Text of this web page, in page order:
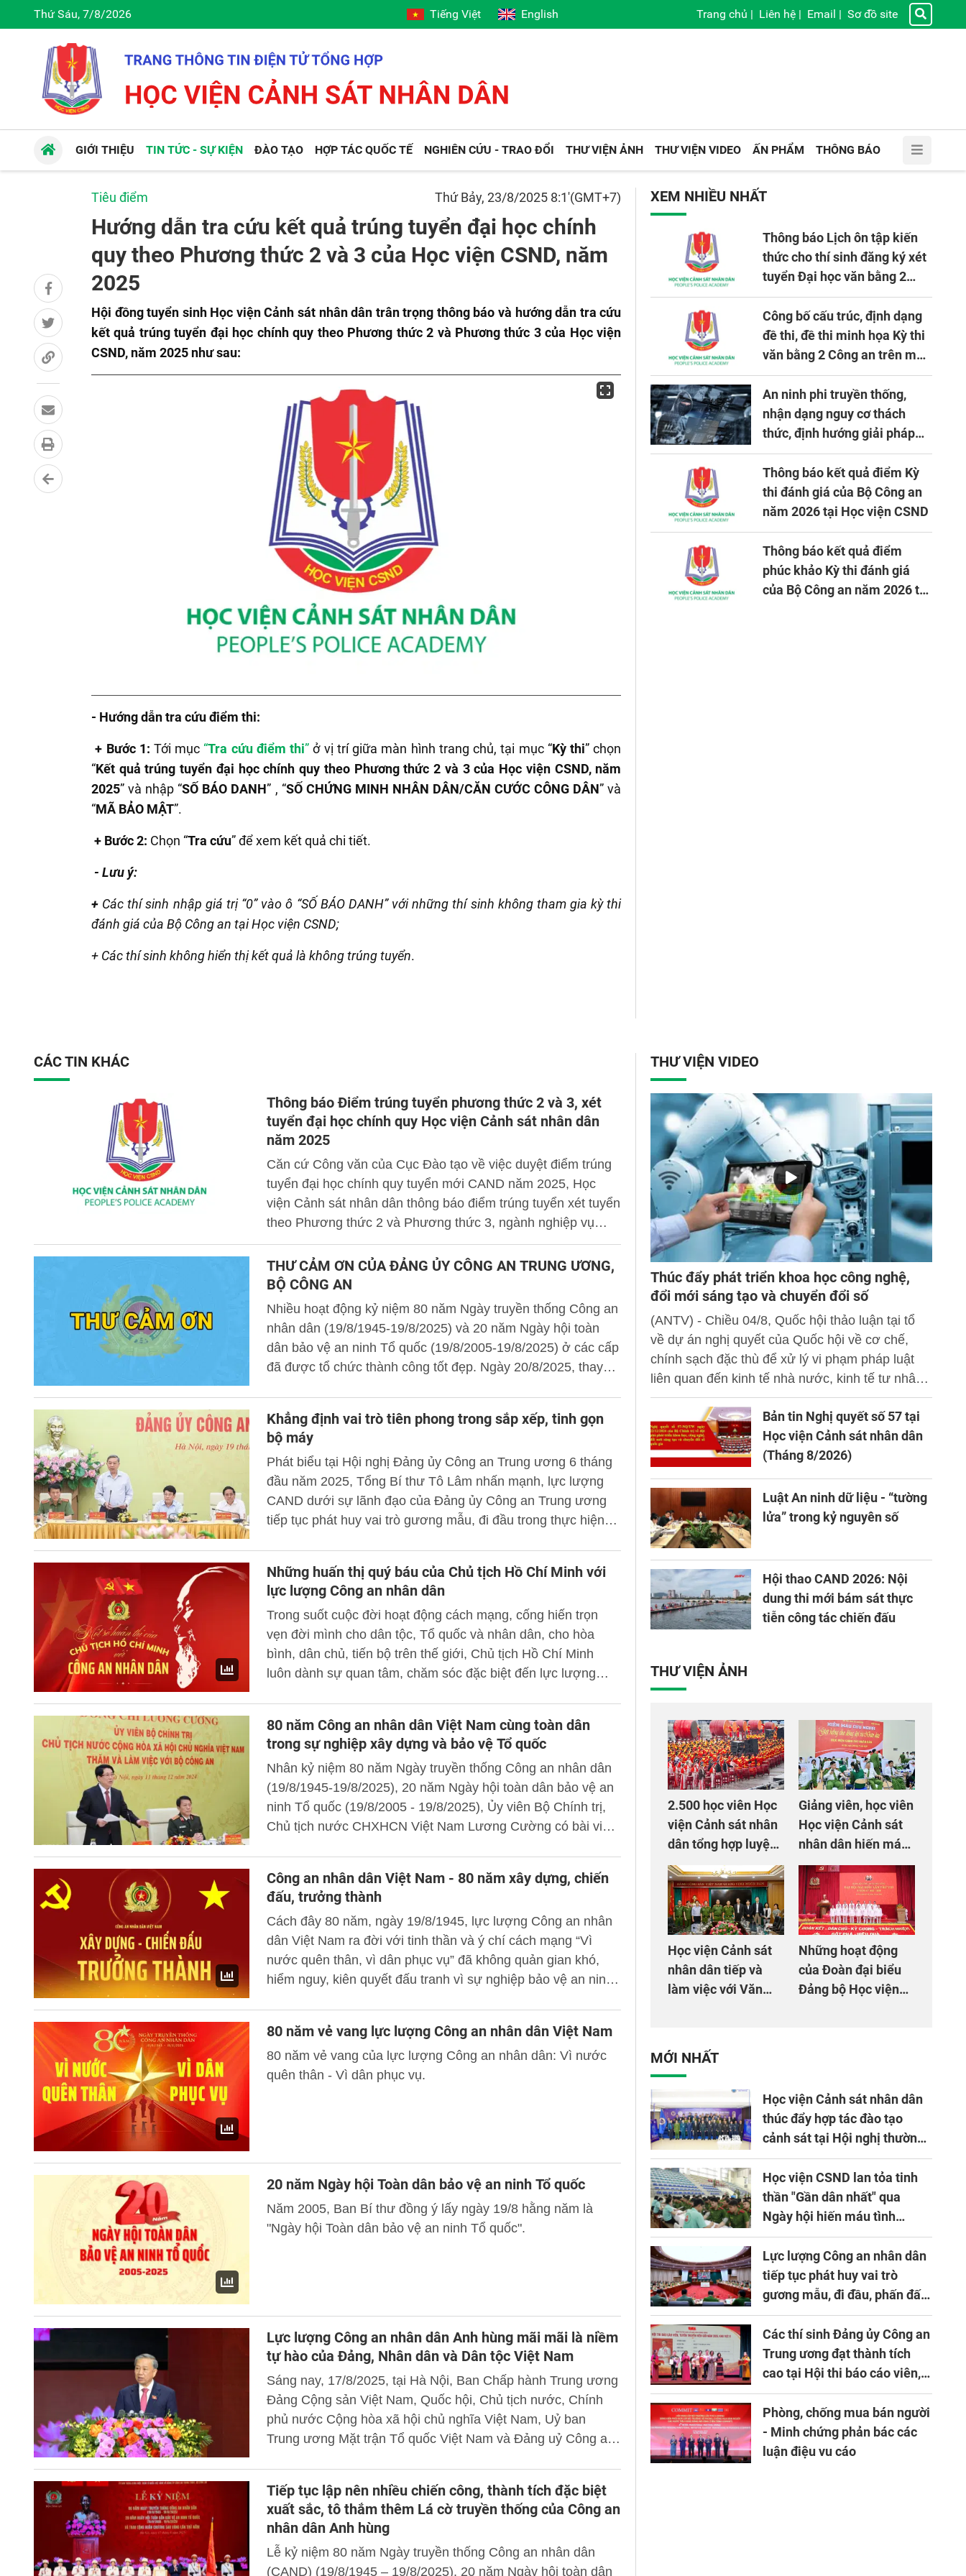
Thứ Sáu, 7/8/2026 Tiếng Việt English Trang chủ | Liên hệ | Email | Sơ đồ site
GIỚI THIỆU TIN TỨC - SỰ KIỆN ĐÀO TẠO HỢP TÁC QUỐC TẾ NGHIÊN CỨU - TRAO ĐỔI THƯ VIỆN ẢNH THƯ VIỆN VIDEO ẤN PHẨM THÔNG BÁO
Tiêu điểm Thứ Bảy, 23/8/2025 8:1'(GMT+7)
Hướng dẫn tra cứu kết quả trúng tuyển đại học chính
quy theo Phương thức 2 và 3 của Học viện CSND, năm
2025
Hội đồng tuyển sinh Học viện Cảnh sát nhân dân trân trọng thông báo và hướng dẫn tra cứu
kết quả trúng tuyển đại học chính quy theo Phương thức 2 và Phương thức 3 của Học viện
CSND, năm 2025 như sau:
- Hướng dẫn tra cứu điểm thi:
+ Bước 1: Tới mục “Tra cứu điểm thi” ở vị trí giữa màn hình trang chủ, tại mục “Kỳ thi” chọn
“Kết quả trúng tuyển đại học chính quy theo Phương thức 2 và 3 của Học viện CSND, năm
2025” và nhập “SỐ BÁO DANH” , “SỐ CHỨNG MINH NHÂN DÂN/CĂN CƯỚC CÔNG DÂN” và
“MÃ BẢO MẬT”.
+ Bước 2: Chọn “Tra cứu”để xem kết quả chi tiết.
- Lưu ý:
+ Các thí sinh nhập giá trị “0” vào ô “SỐ BÁO DANH” với những thí sinh không tham gia kỳ thi
đánh giá của Bộ Công an tại Học viện CSND;
+ Các thí sinh không hiển thị kết quả là không trúng tuyển.
XEM NHIỀU NHẤT
Thông báo Lịch ôn tập kiến
thức cho thí sinh đăng ký xét
tuyển Đại học văn bằng 2
tuyển mới, mở tại Học viện
CSND năm học 2026 - 2027
Công bố cấu trúc, định dạng
đề thi, đề thi minh họa Kỳ thi
văn bằng 2 Công an trên máy
tính
An ninh phi truyền thống,
nhận dạng nguy cơ thách
thức, định hướng giải pháp
đảm bảo an ninh quốc gia
trong tình hình hiện nay
Thông báo kết quả điểm Kỳ
thi đánh giá của Bộ Công an
năm 2026 tại Học viện CSND
Thông báo kết quả điểm
phúc khảo Kỳ thi đánh giá
của Bộ Công an năm 2026 tại
CÁC TIN KHÁC
Thông báo Điểm trúng tuyển phương thức 2 và 3, xét
tuyển đại học chính quy Học viện Cảnh sát nhân dân
năm 2025
Căn cứ Công văn của Cục Đào tạo về việc duyệt điểm trúng
tuyển đại học chính quy tuyển mới CAND năm 2025, Học
viện Cảnh sát nhân dân thông báo điểm trúng tuyển xét tuyển
theo Phương thức 2 và Phương thức 3, ngành nghiệp vụ
Cảnh sát, tuyển sinh đại học chính quy Học viện Cảnh sát
nhân dân năm 2025 như sau:
THƯ CẢM ƠN CỦA ĐẢNG ỦY CÔNG AN TRUNG ƯƠNG,
BỘ CÔNG AN
Nhiều hoạt động kỷ niệm 80 năm Ngày truyền thống Công an
nhân dân (19/8/1945-19/8/2025) và 20 năm Ngày hội toàn
dân bảo vệ an ninh Tổ quốc (19/8/2005-19/8/2025) ở các cấp
đã được tổ chức thành công tốt đẹp. Ngày 20/8/2025, thay
Công an Trung ương, Bộ trưởng Bộ Công an đã có Thư cảm
ơn. Cổng Thông tin điện tử Học viện trân trọng giới thiệu toàn
văn Thư cảm ơn.
Khẳng định vai trò tiên phong trong sắp xếp, tinh gọn
bộ máy
Phát biểu tại Hội nghị Đảng ủy Công an Trung ương 6 tháng
đầu năm 2025, Tổng Bí thư Tô Lâm nhấn mạnh, lực lượng
CAND dưới sự lãnh đạo của Đảng ủy Công an Trung ương
tiếp tục phát huy vai trò gương mẫu, đi đầu trong thực hiện
mới, sắp xếp tổ chức bộ máy của hệ thống chính trị tinh gọn,
hoạt động hiệu lực, hiệu quả” và triển khai mô hình chính
quyền địa phương hai cấp gắn với đẩy mạnh phân công,
phân cấp triệt để cho cấp cơ sở.
Những huấn thị quý báu của Chủ tịch Hồ Chí Minh với
lực lượng Công an nhân dân
Trong suốt cuộc đời hoạt động cách mạng, cống hiến trọn
vẹn đời mình cho dân tộc, Tổ quốc và nhân dân, cho hòa
bình, dân chủ, tiến bộ trên thế giới, Chủ tịch Hồ Chí Minh
luôn dành sự quan tâm, chăm sóc đặc biệt đến lực lượng
lượng CAND trên các lĩnh vực công tác, chiến đấu.
80 năm Công an nhân dân Việt Nam cùng toàn dân
trong sự nghiệp xây dựng và bảo vệ Tổ quốc
Nhân kỷ niệm 80 năm Ngày truyền thống Công an nhân dân
(19/8/1945-19/8/2025), 20 năm Ngày hội toàn dân bảo vệ an
ninh Tổ quốc (19/8/2005 - 19/8/2025), Ủy viên Bộ Chính trị,
Chủ tịch nước CHXHCN Việt Nam Lương Cường có bài viết
Học viện trân trọng giới thiệu toàn văn bài viết của Chủ tịch
nước Lương Cường.
Công an nhân dân Việt Nam - 80 năm xây dựng, chiến
đấu, trưởng thành
Cách đây 80 năm, ngày 19/8/1945, lực lượng Công an nhân
dân Việt Nam ra đời với tinh thần và ý chí cách mạng “Vì
nước quên thân, vì dân phục vụ” đã không quản gian khó,
hiểm nguy, kiên quyết đấu tranh vì sự nghiệp bảo vệ an ninh
80 năm vẻ vang lực lượng Công an nhân dân Việt Nam
80 năm vẻ vang của lực lượng Công an nhân dân: Vì nước
quên thân - Vì dân phục vụ.
20 năm Ngày hội Toàn dân bảo vệ an ninh Tổ quốc
Năm 2005, Ban Bí thư đồng ý lấy ngày 19/8 hằng năm là
"Ngày hội Toàn dân bảo vệ an ninh Tổ quốc".
Lực lượng Công an nhân dân Anh hùng mãi mãi là niềm
tự hào của Đảng, Nhân dân và Dân tộc Việt Nam
Sáng nay, 17/8/2025, tại Hà Nội, Ban Chấp hành Trung ương
Đảng Cộng sản Việt Nam, Quốc hội, Chủ tịch nước, Chính
phủ nước Cộng hòa xã hội chủ nghĩa Việt Nam, Uỷ ban
Trung ương Mặt trận Tổ quốc Việt Nam và Đảng uỷ Công an
19/8/2025) và 20 năm Ngày hội toàn dân bảo vệ an ninh Tổ
quốc (19/8/2005 - 19/8/2025). Tổng Bí thư Tô Lâm đã dự và
đọc Diễn văn tại Lễ kỷ niệm. Cổng Thông tin điện tử Học viện
trân trọng giới thiệu diễn văn của đồng chí Tổng Bí thư.
Tiếp tục lập nên nhiều chiến công, thành tích đặc biệt
xuất sắc, tô thắm thêm Lá cờ truyền thống của Công an
nhân dân Anh hùng
Lễ kỷ niệm 80 năm Ngày truyền thống Công an nhân dân
(CAND) (19/8/1945 – 19/8/2025), 20 năm Ngày hội toàn dân
THƯ VIỆN VIDEO
Thúc đẩy phát triển khoa học công nghệ,
đổi mới sáng tạo và chuyển đổi số
(ANTV) - Chiều 04/8, Quốc hội thảo luận tại tổ
về dự án nghị quyết của Quốc hội về cơ chế,
chính sạch đặc thù để xử lý vi phạm pháp luật
liên quan đến kinh tế nhà nước, kinh tế tư nhân
và ứng dụng khoa học công nghệ, đổi mới sáng
tạo và chuyển đổi số.Bản tin Nghị quyết số 57 tại
Học viện Cảnh sát nhân dân
(Tháng 8/2026)
Luật An ninh dữ liệu - “tường
lửa” trong kỷ nguyên số
Hội thao CAND 2026: Nội
dung thi mới bám sát thực
tiễn công tác chiến đấu
THƯ VIỆN ẢNH
2.500 học viên Học
viện Cảnh sát nhân
dân tổng hợp luyện
màn Trống hội chào
mừng Đại hội Đảng
Giảng viên, học viên
Học viện Cảnh sát
nhân dân hiến máu
giúp dân và đồng
đội
Học viện Cảnh sát
nhân dân tiếp và
làm việc với Văn
Bản tại Việt Nam
Những hoạt động
của Đoàn đại biểu
Đảng bộ Học viện
- 2030
MỚI NHẤT
Học viện Cảnh sát nhân dân
thúc đẩy hợp tác đào tạo
cảnh sát tại Hội nghị thường
niên lần thứ 10 của Hiệp hội
APTA
Học viện CSND lan tỏa tinh
thần "Gần dân nhất" qua
Ngày hội hiến máu tình
nguyện
Lực lượng Công an nhân dân
tiếp tục phát huy vai trò
gương mẫu, đi đầu, phấn đấu
hoàn thành xuất sắc mọi
nhiệm vụ được giao
Các thí sinh Đảng ủy Công an
Trung ương đạt thành tích
cao tại Hội thi báo cáo viên,
tuyên truyền viên giỏi khu
vực II năm 2026
Phòng, chống mua bán người
- Minh chứng phản bác các
luận điệu vu cáo